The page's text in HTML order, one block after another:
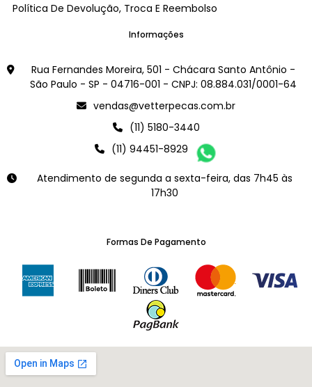
Política De Devolução, Troca E Reembolso
Informações
Rua Fernandes Moreira, 501 - Chácara Santo Antônio -
São Paulo - SP - 04716-001 - CNPJ: 08.884.031/0001-64
vendas@vetterpecas.com.br
(11) 5180-3440
(11) 94451-8929
Atendimento de segunda a sexta-feira, das 7h45 às
17h30
Formas De Pagamento